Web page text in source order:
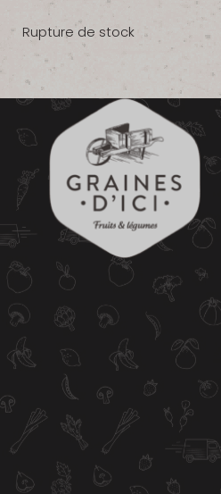
Rupture de stock